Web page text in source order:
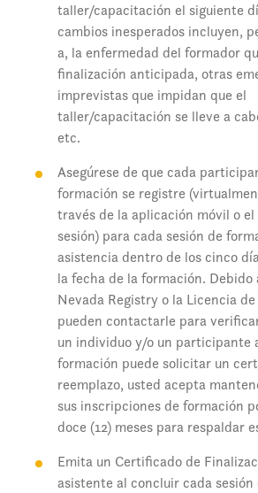
taller/capacitación el siguiente
cambios inesperados incluyen,
a, la enfermedad del formador
finalización anticipada, otras
imprevistas que impidan que el
taller/capacitación se lleve a
etc.
Asegúrese de que cada
formación se registre
través de la aplicación móvil o el
sesión) para cada sesión de
asistencia dentro de los cinco
la fecha de la formación. Debido
Nevada Registry o la Licencia
pueden contactarle para
un individuo y/o un participante
formación puede solicitar un
reemplazo, usted acepta
sus inscripciones de formación
doce (12) meses para respaldar
Emita un Certificado de
asistente al concluir cada